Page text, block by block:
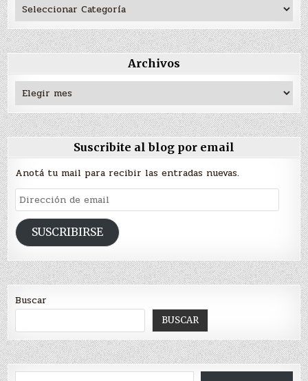
Archivos
Archivos
Suscribite al blog por email
Anotá tu mail para recibir las entradas nuevas.
Dirección
de
emailSUSCRIBIRSE
Buscar
BUSCAR
Escribí tu correo electrónico…